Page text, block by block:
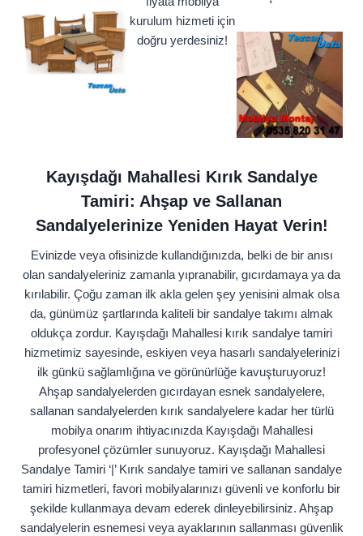
kurulum hizmeti için
doğru yerdesiniz!
Kayışdağı Mahallesi Kırık Sandalye
Tamiri: Ahşap ve Sallanan
Sandalyelerinize Yeniden Hayat Verin!
Evinizde veya ofisinizde kullandığınızda, belki de bir anısı
olan sandalyeleriniz zamanla yıpranabilir, gıcırdamaya ya da
kırılabilir. Çoğu zaman ilk akla gelen şey yenisini almak olsa
da, günümüz şartlarında kaliteli bir sandalye takımı almak
oldukça zordur. Kayışdağı Mahallesi kırık sandalye tamiri
hizmetimiz sayesinde, eskiyen veya hasarlı sandalyelerinizi
ilk günkü sağlamlığına ve görünürlüğe kavuşturuyoruz!
Ahşap sandalyelerden gıcırdayan esnek sandalyelere,
sallanan sandalyelerden kırık sandalyelere kadar her türlü
mobilya onarım ihtiyacınızda Kayışdağı Mahallesi
profesyonel çözümler sunuyoruz. Kayışdağı Mahallesi
Sandalye Tamiri ‘|’ Kırık sandalye tamiri ve sallanan sandalye
tamiri hizmetleri, favori mobilyalarınızı güvenli ve konforlu bir
şekilde kullanmaya devam ederek dinleyebilirsiniz. Ahşap
sandalyelerin esnemesi veya ayaklarının sallanması güvenlik